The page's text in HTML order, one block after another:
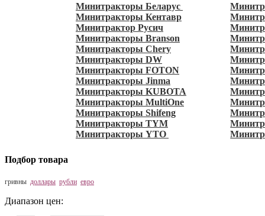
Минитракторы Беларус
Минитракторы Кентавр
Минитрактор Русич
Минитракторы Branson
Минитракторы Chery
Минитракторы DW
Минитракторы FOTON
Минитракторы Jinma
Минитракторы KUBOTA
Минитракторы MultiOne
Минитракторы Shifeng
Минитракторы TYM
Минитракторы YTO
Подбор товара
гривны доллары рубли евро
Диапазон цен: